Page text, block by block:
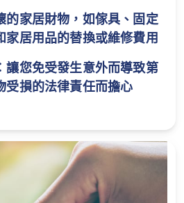
的家居財物，如傢具、固定
家居用品的替換或維修費用
讓您免受發生意外而導致第
受損的法律責任而擔心